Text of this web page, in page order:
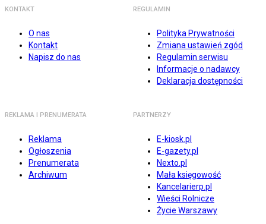
KONTAKT
O nas
Kontakt
Napisz do nas
REGULAMIN
Polityka Prywatności
Zmiana ustawień zgód
Regulamin serwisu
Informacje o nadawcy
Deklaracja dostępności
REKLAMA I PRENUMERATA
Reklama
Ogłoszenia
Prenumerata
Archiwum
PARTNERZY
E-kiosk.pl
E-gazety.pl
Nexto.pl
Mała księgowość
Kancelarierp.pl
Wieści Rolnicze
Życie Warszawy